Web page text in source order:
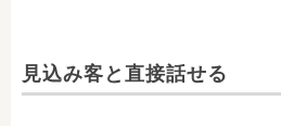
見込み客と直接話せる